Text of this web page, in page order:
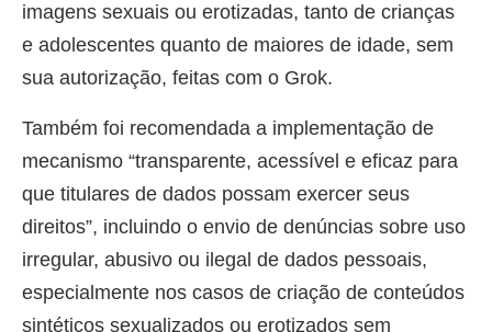
imagens sexuais ou erotizadas, tanto de crianças
e adolescentes quanto de maiores de idade, sem
sua autorização, feitas com o Grok.
Também foi recomendada a implementação de
mecanismo “transparente, acessível e eficaz para
que titulares de dados possam exercer seus
direitos”, incluindo o envio de denúncias sobre uso
irregular, abusivo ou ilegal de dados pessoais,
especialmente nos casos de criação de conteúdos
sintéticos sexualizados ou erotizados sem